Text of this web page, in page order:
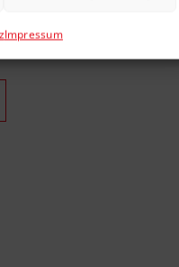
Impressumbesteht zu 50%
Indien,